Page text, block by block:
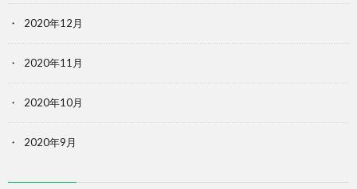
2020年12月
2020年11月
2020年10月
2020年9月